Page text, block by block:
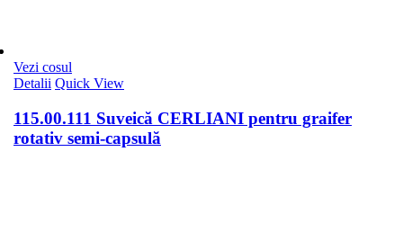
Vezi cosul
Detalii Quick View
115.00.111 Suveică CERLIANI pentru graifer
rotativ semi-capsulă